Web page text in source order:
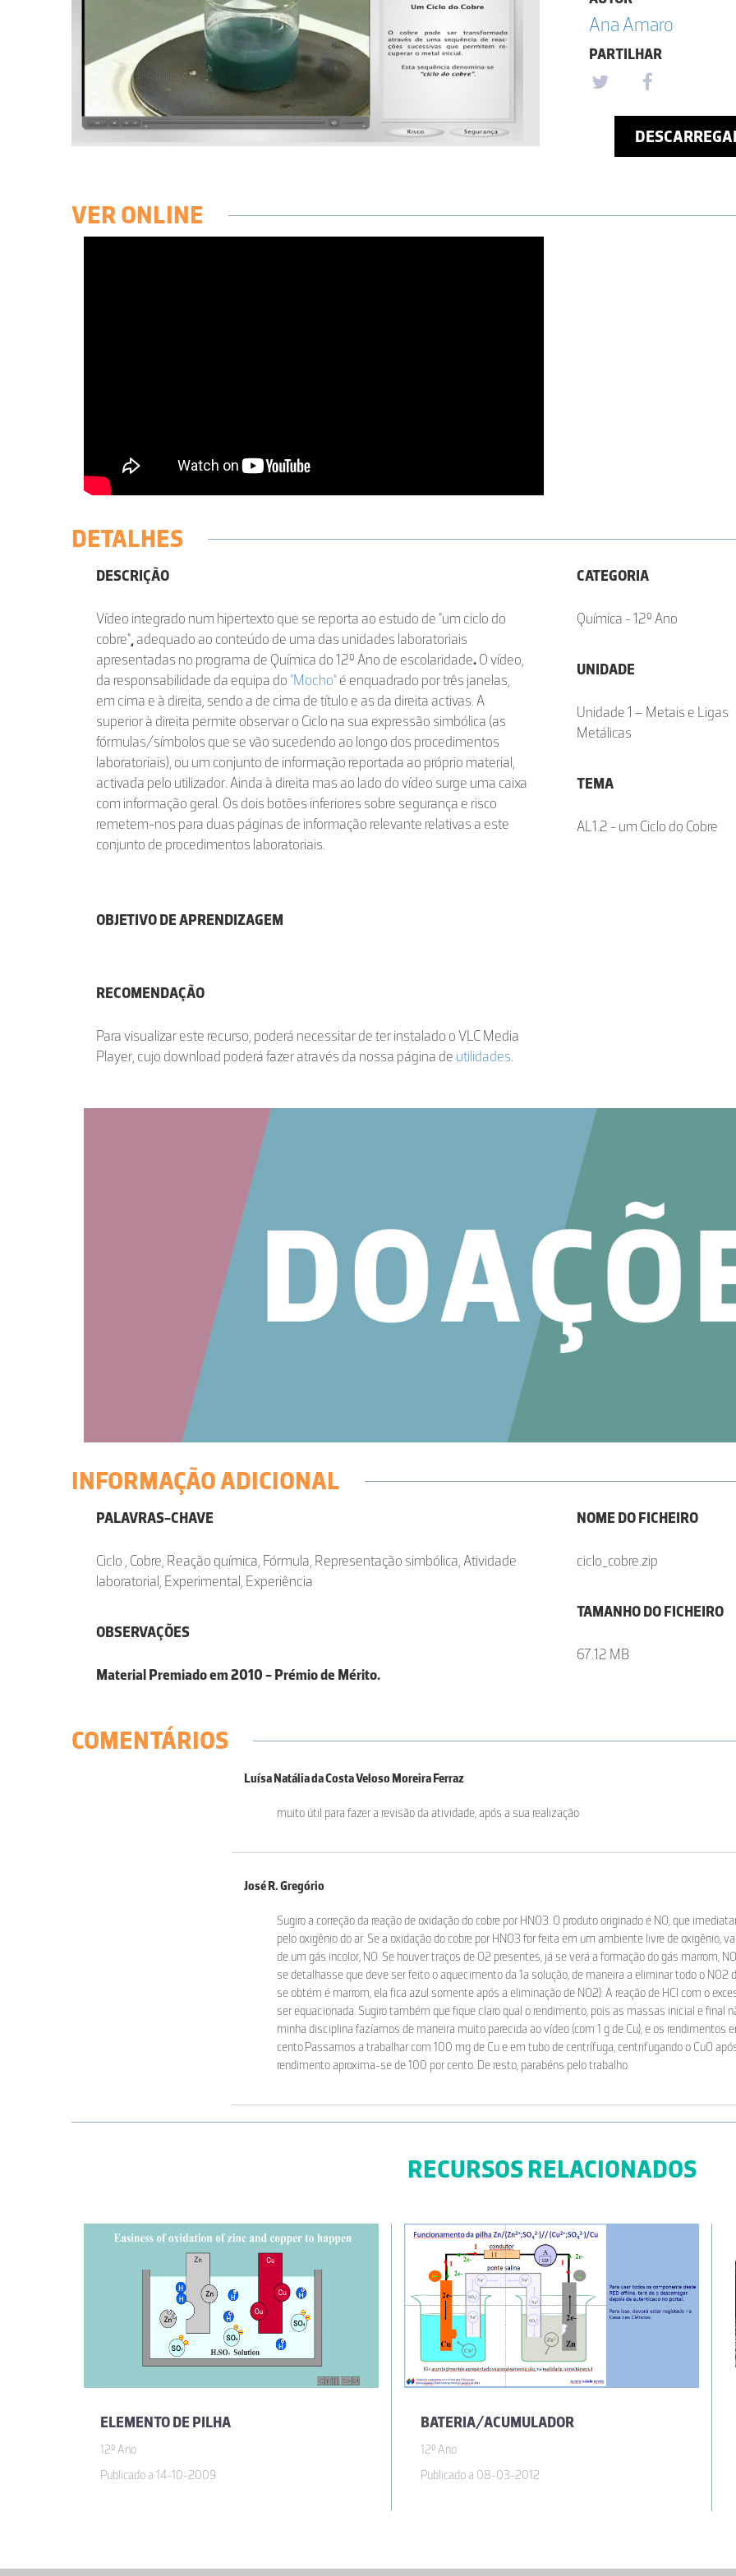
Ana Amaro
PARTILHAR
VER ONLINE
DETALHES
DESCRIÇÃO
Vídeo integrado num hipertexto que se reporta ao estudo de "um ciclo do
cobre",adequado ao conteúdo de uma das unidades laboratoriais
apresentadas no programa de Química do 12º Ano de escolaridade.O vídeo,
da responsabilidade da equipa do "Mocho"é enquadrado por três janelas,
em cima e à direita, sendo a de cima de título e as da direita activas. A
superior à direita permite observar o Ciclo na sua expressão simbólica (as
fórmulas/símbolos que se vão sucedendo ao longo dos procedimentos
laboratoriais), ou um conjunto de informação reportada ao próprio material,
activada pelo utilizador. Ainda à direita mas ao lado do vídeo surge uma caixa
com informação geral. Os dois botões inferiores sobre segurança e risco
remetem-nos para duas páginas de informação relevante relativas a este
conjunto de procedimentos laboratoriais.
OBJETIVO DE APRENDIZAGEM
RECOMENDAÇÃO
Para visualizar este recurso, poderá necessitar de ter instalado o VLC Media
Player, cujo download poderá fazer através da nossa página de utilidades.
CATEGORIA
Química - 12º Ano
UNIDADE
Unidade 1 – Metais e Ligas
Metálicas
TEMA
AL1.2 - um Ciclo do Cobre
INFORMAÇÃO ADICIONAL
PALAVRAS-CHAVE
Ciclo , Cobre, Reação química, Fórmula, Representação simbólica, Atividade
laboratorial, Experimental, Experiência
OBSERVAÇÕES
Material Premiado em 2010 - Prémio de Mérito.
NOME DO FICHEIRO
ciclo_cobre.zip
TAMANHO DO FICHEIRO
67.12 MB
COMENTÁRIOS
Luísa Natália da Costa Veloso Moreira Ferraz
muito útil para fazer a revisão da atividade, após a sua realização
José R. Gregório
Sugiro a correção da reação de oxidação do cobre por HNO3. O produto originado é NO, que
pelo oxigênio do ar. Se a oxidação do cobre por HNO3 for feita em um ambiente livre de oxigênio,
de um gás incolor, NO. Se houver traços de O2 presentes, já se verá a formação do gás marrom,
se detalhasse que deve ser feito o aquecimento da 1a solução, de maneira a eliminar todo o NO2
se obtém é marrom, ela fica azul somente após a eliminação de NO2). A reação de HCl com o
ser equacionada. Sugiro também que fique claro qual o rendimento, pois as massas inicial e final
minha disciplina fazíamos de maneira muito parecida ao vídeo (com 1 g de Cu), e os rendimentos
cento.Passamos a trabalhar com 100 mg de Cu e em tubo de centrífuga, centrifugando o CuO
rendimento aproxima-se de 100 por cento. De resto, parabéns pelo trabalho.
RECURSOS RELACIONADOS
ELEMENTO DE PILHA
12º Ano
Publicado a 14-10-2009
BATERIA/ACUMULADOR
12º Ano
Publicado a 08-03-2012